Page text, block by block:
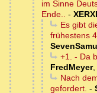
im Sinne
Ende.. -
Es gibt
frühestens
+1. - Da
FredMeyer,
Nach
gefordert. -